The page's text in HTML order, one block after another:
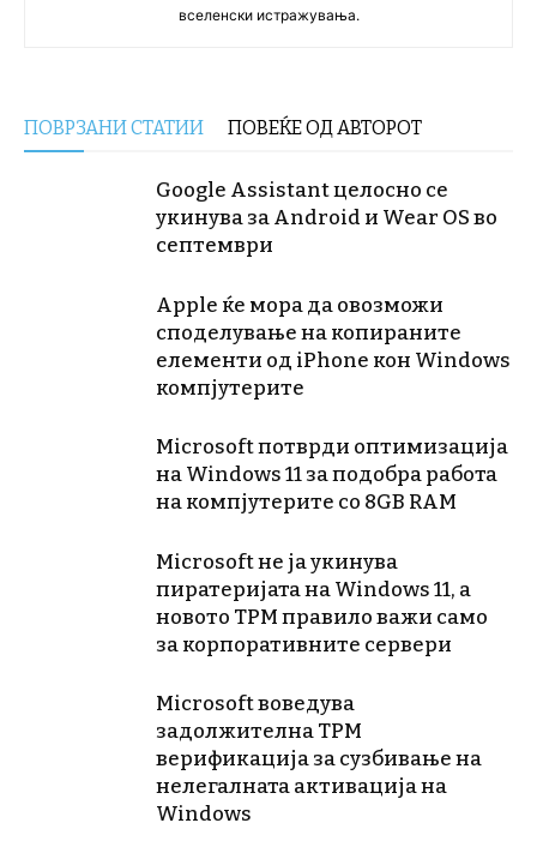
вселенски истражувања.
ПОВРЗАНИ СТАТИИ ПОВЕЌЕ ОД АВТОРОТ
Google Assistant целосно се
укинува за Android и Wear OS во
септември
Apple ќе мора да овозможи
споделување на копираните
елементи од iPhone кон Windows
компјутерите
Microsoft потврди оптимизација
на Windows 11 за подобра работа
на компјутерите со 8GB RAM
Microsoft не ја укинува
пиратеријата на Windows 11, а
новото TPM правило важи само
за корпоративните сервери
Microsoft воведува
задолжителна TPM
верификација за сузбивање на
нелегалната активација на
Windows